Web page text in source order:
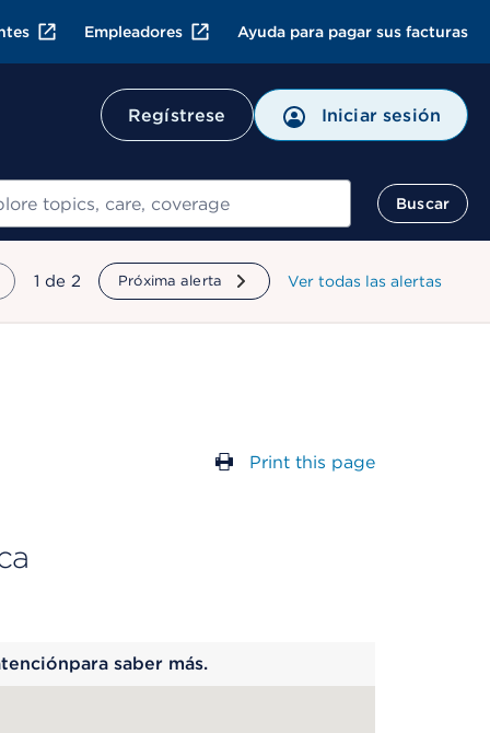
Empleadores Ayuda para pagar sus facturas
Regístrese Iniciar sesión
Buscar
mostrando
1 de 2 Próxima alerta Ver todas las alertas
Print this page
saber más.